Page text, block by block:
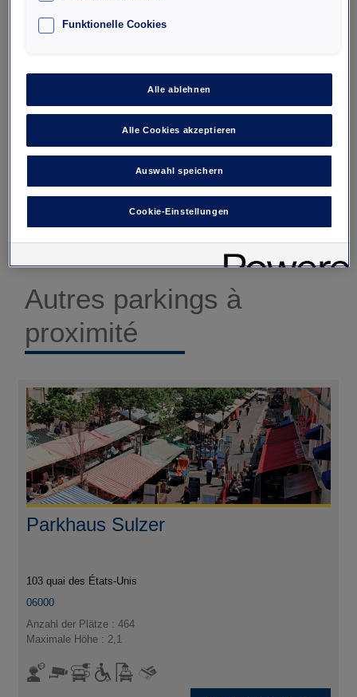
Autres parkings à
proximité
Parkhaus Sulzer
103 quai des États-Unis
06000
Anzahl der Plätze : 464
Maximale Höhe : 2,1
Funktionelle Cookies
Alle ablehnen
Alle Cookies akzeptieren
Auswahl speichern
Cookie-Einstellungen